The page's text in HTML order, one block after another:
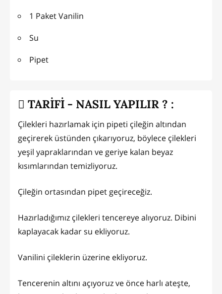
1 Paket Vanilin
Su
Pipet
TARİFİ - NASIL YAPILIR ? :
Çilekleri hazırlamak için pipeti çileğin altından
geçirerek üstünden çıkarıyoruz, böylece çilekleri
yeşil yapraklarından ve geriye kalan beyaz
kısımlarından temizliyoruz.
Çileğin ortasından pipet geçireceğiz.
Hazırladığımız çilekleri tencereye alıyoruz. Dibini
kaplayacak kadar su ekliyoruz.
Vanilini çileklerin üzerine ekliyoruz.
Tencerenin altını açıyoruz ve önce harlı ateşte,